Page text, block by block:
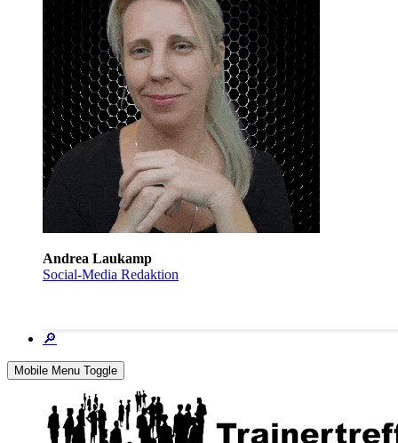
Andrea Laukamp
Social-Media Redaktion
🔎
Mobile Menu Toggle